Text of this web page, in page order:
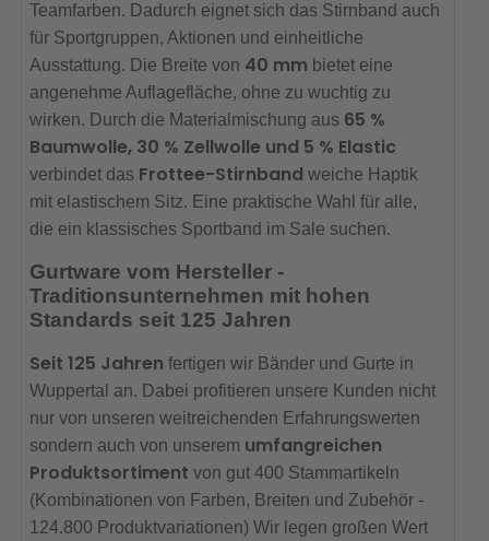
Teamfarben. Dadurch eignet sich das Stirnband auch
für Sportgruppen, Aktionen und einheitliche
Ausstattung. Die Breite von 40 mm bietet eine
angenehme Auflagefläche, ohne zu wuchtig zu
wirken. Durch die Materialmischung aus 65 %
Baumwolle, 30 % Zellwolle und 5 % Elastic
verbindet das Frottee-Stirnband weiche Haptik
mit elastischem Sitz. Eine praktische Wahl für alle,
die ein klassisches Sportband im Sale suchen.
Gurtware vom Hersteller -
Traditionsunternehmen mit hohen
Standards seit 125 Jahren
Seit 125 Jahren fertigen wir Bänder und Gurte in
Wuppertal an. Dabei profitieren unsere Kunden nicht
nur von unseren weitreichenden Erfahrungswerten
sondern auch von unserem umfangreichen
Produktsortiment von gut 400 Stammartikeln
(Kombinationen von Farben, Breiten und Zubehör -
124.800 Produktvariationen) Wir legen großen Wert